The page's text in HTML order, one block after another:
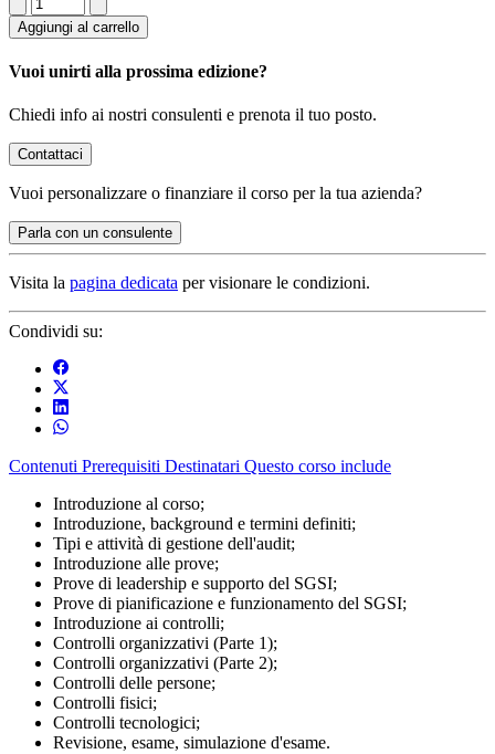
Aggiungi al carrello
Vuoi unirti alla prossima edizione?
Chiedi info ai nostri consulenti e prenota il tuo posto.
Contattaci
Vuoi personalizzare o finanziare il corso per la tua azienda?
Parla con un consulente
Visita la pagina dedicata per visionare le condizioni.
Condividi su:
Contenuti Prerequisiti Destinatari Questo corso include
Introduzione al corso;
Introduzione, background e termini definiti;
Tipi e attività di gestione dell'audit;
Introduzione alle prove;
Prove di leadership e supporto del SGSI;
Prove di pianificazione e funzionamento del SGSI;
Introduzione ai controlli;
Controlli organizzativi (Parte 1);
Controlli organizzativi (Parte 2);
Controlli delle persone;
Controlli fisici;
Controlli tecnologici;
Revisione, esame, simulazione d'esame.